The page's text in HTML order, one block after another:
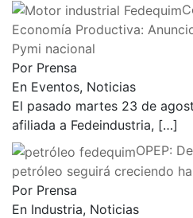
Economía Productiva:
Pymi nacional
Por Prensa
En Eventos, Noticias
El pasado martes 23 de
afiliada a Fedeindustria, […]
OPEP:
petróleo seguirá creciendo
Por Prensa
En Industria, Noticias